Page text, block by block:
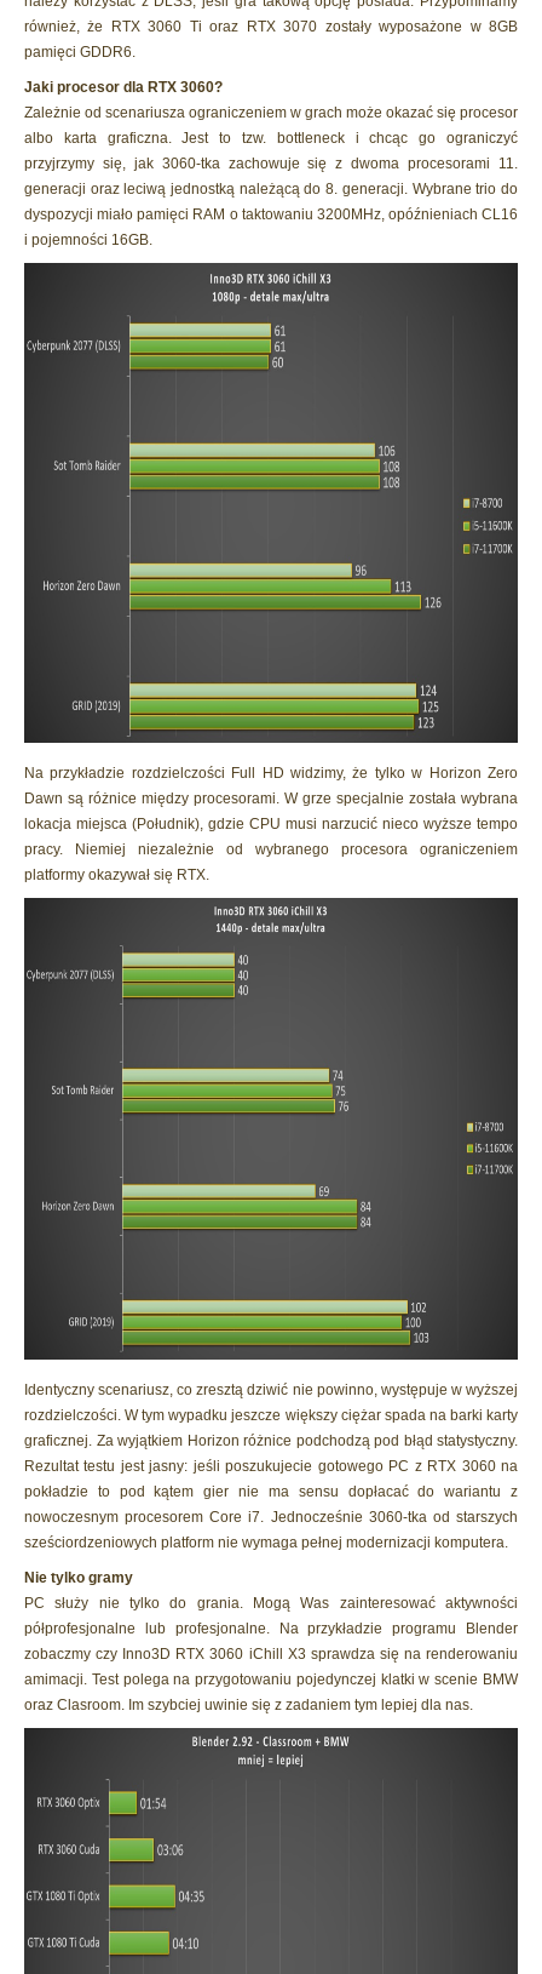
również, że RTX 3060 Ti oraz RTX 3070 zostały wyposażone w 8GB
pamięci GDDR6.
Jaki procesor dla RTX 3060?
Zależnie od scenariusza ograniczeniem w grach może okazać się procesor
albo karta graficzna. Jest to tzw. bottleneck i chcąc go ograniczyć
przyjrzymy się, jak 3060-tka zachowuje się z dwoma procesorami 11.
generacji oraz leciwą jednostką należącą do 8. generacji. Wybrane trio do
dyspozycji miało pamięci RAM o taktowaniu 3200MHz, opóźnieniach CL16
i pojemności 16GB.
Na przykładzie rozdzielczości Full HD widzimy, że tylko w Horizon Zero
Dawn są różnice między procesorami. W grze specjalnie została wybrana
lokacja miejsca (Południk), gdzie CPU musi narzucić nieco wyższe tempo
pracy. Niemiej niezależnie od wybranego procesora ograniczeniem
platformy okazywał się RTX.
Identyczny scenariusz, co zresztą dziwić nie powinno, występuje w wyższej
rozdzielczości. W tym wypadku jeszcze większy ciężar spada na barki karty
graficznej. Za wyjątkiem Horizon różnice podchodzą pod błąd statystyczny.
Rezultat testu jest jasny: jeśli poszukujecie gotowego PC z RTX 3060 na
pokładzie to pod kątem gier nie ma sensu dopłacać do wariantu z
nowoczesnym procesorem Core i7. Jednocześnie 3060-tka od starszych
sześciordzeniowych platform nie wymaga pełnej modernizacji komputera.
Nie tylko gramy
PC służy nie tylko do grania. Mogą Was zainteresować aktywności
półprofesjonalne lub profesjonalne. Na przykładzie programu Blender
zobaczmy czy Inno3D RTX 3060 iChill X3 sprawdza się na renderowaniu
amimacji. Test polega na przygotowaniu pojedynczej klatki w scenie BMW
oraz Clasroom. Im szybciej uwinie się z zadaniem tym lepiej dla nas.